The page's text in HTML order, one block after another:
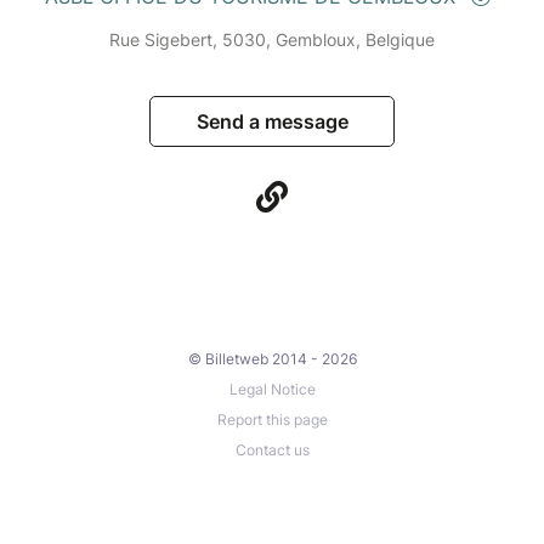
Rue Sigebert, 5030, Gembloux, Belgique
Send a message
© Billetweb 2014 - 2026
Legal Notice
Report this page
Contact us